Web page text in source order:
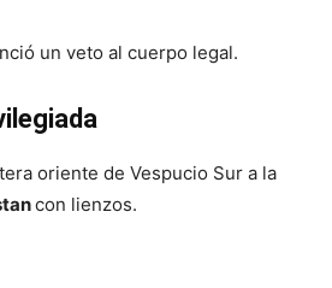
un veto al cuerpo legal.
oriente de Vespucio Sur a la
con lienzos.